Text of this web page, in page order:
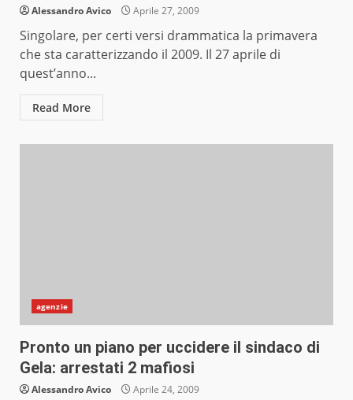
Alessandro Avico Aprile 27, 2009
Singolare, per certi versi drammatica la primavera
che sta caratterizzando il 2009. Il 27 aprile di
quest’anno...
Read More
agenzie
Pronto un piano per uccidere il sindaco di
Gela: arrestati 2 mafiosi
Alessandro Avico Aprile 24, 2009